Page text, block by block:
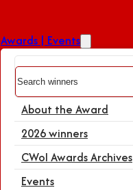
Awards | Events
Search
About the Award
2026 winners
CWoI Awards Archives
Events